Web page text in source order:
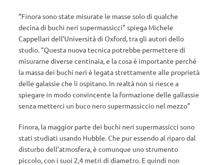
“Finora sono state misurate le masse solo di qualche
decina di buchi neri supermassicci” spiega Michele
Cappellari dell’Università di Oxford, tra gli autori dello
studio. “Questa nuova tecnica potrebbe permettere di
misurarne diverse centinaia, e la cosa è importante perché
la massa dei buchi neri è legata strettamente alle proprietà
delle galassie che li ospitano. In realtà non si riesce a
spiegare in modo convincente la formazione delle gallassie
senza metterci un buco nero supermassiccio nel mezzo”
Finora, la maggior parte dei buchi neri supermassicci sono
stati studiati usando Hubble. Che pur essendo al riparo dal
disturbo dell’atmosfera, è comunque uno strumento
piccolo, con i suoi 2,4 metri di diametro. E quindi non